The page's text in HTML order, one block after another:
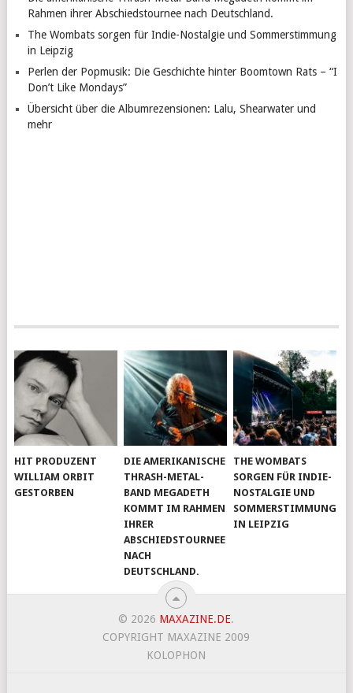
Rahmen ihrer Abschiedstournee nach Deutschland.
The Wombats sorgen für Indie-Nostalgie und Sommerstimmung
in Leipzig
Perlen der Popmusik: Die Geschichte hinter Boomtown Rats – “I
Don’t Like Mondays”
Übersicht über die Albumrezensionen: Lalu, Shearwater und
mehr
HIT PRODUZENT
WILLIAM ORBIT
GESTORBEN
DIE AMERIKANISCHE
THRASH-METAL-
BAND MEGADETH
KOMMT IM RAHMEN
IHRER
ABSCHIEDSTOURNEE
NACH
DEUTSCHLAND.
THE WOMBATS
SORGEN FÜR INDIE-
NOSTALGIE UND
SOMMERSTIMMUNG
IN LEIPZIG
© 2026 MAXAZINE.DE.
COPYRIGHT MAXAZINE 2009
KOLOPHON